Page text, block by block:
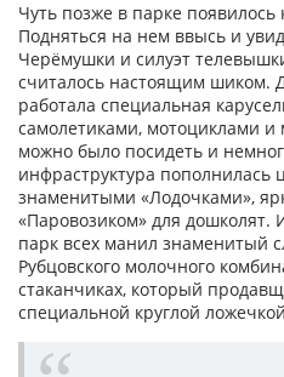
Чуть позже в парке появилось
Подняться на нем ввысь и
Черёмушки и силуэт
считалось настоящим шиком.
работала специальная
самолетиками, мотоциклами
можно было посидеть и
инфраструктура пополнилась
знаменитыми «Лодочками»,
«Паровозиком» для дошколят.
парк всех манил знаменитый
Рубцовского молочного
стаканчиках, который
специальной круглой